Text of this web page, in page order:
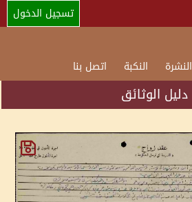
تسجيل الدخول
النشرة النكبة اتصل بنا
دليل الوثائق